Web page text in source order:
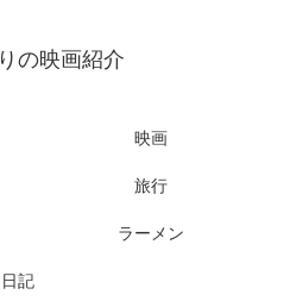
の映画紹介
映画
旅行
ラーメン
日記